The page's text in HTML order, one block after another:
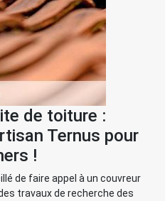
de toiture :
Ternus pour
!
de faire appel à un couvreur
travaux de recherche des